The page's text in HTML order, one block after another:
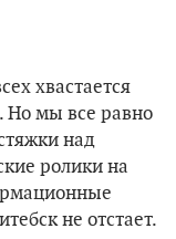
хвастается
Но мы все равно
над
ролики на
не отстает.